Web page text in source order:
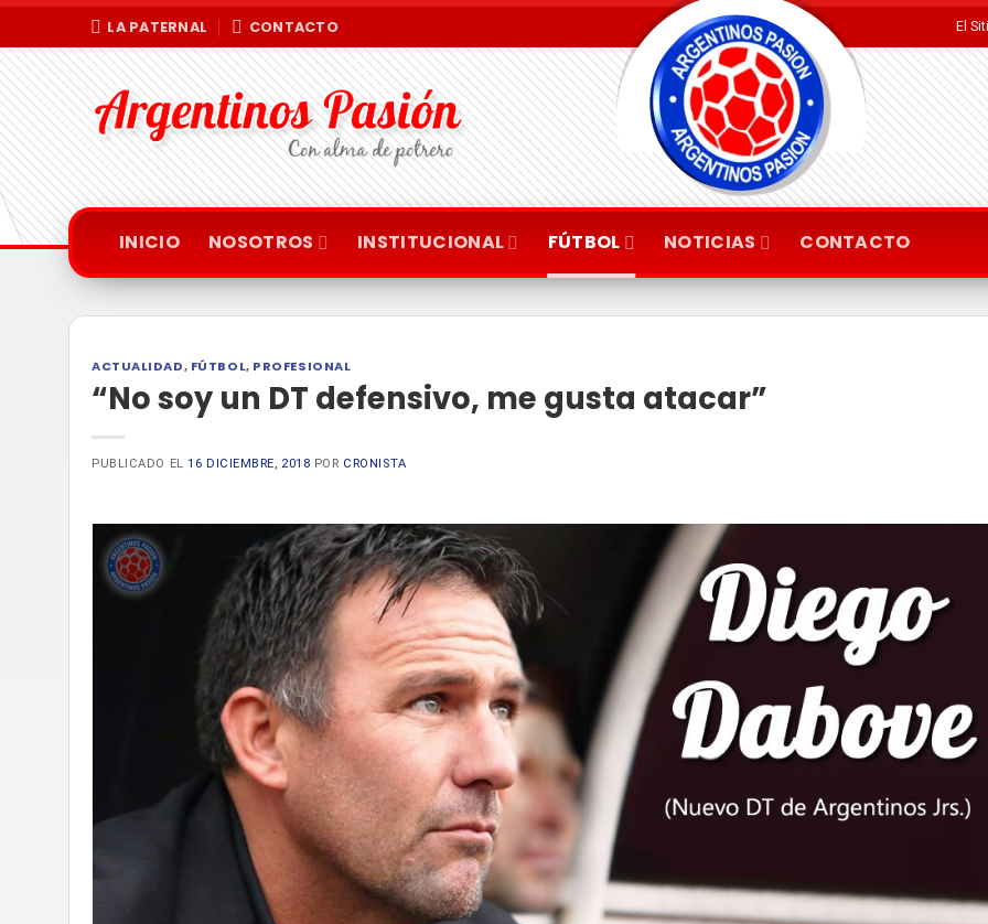
Saltar
contenido
LA PATERNAL CONTACTO El
INICIO NOSOTROS INSTITUCIONAL FÚTBOL NOTICIAS CONTACTO
ACTUALIDAD, FÚTBOL, PROFESIONAL
“No soy un DT defensivo, me gusta atacar”
PUBLICADO EL16 DICIEMBRE, 2018 POR CRONISTA